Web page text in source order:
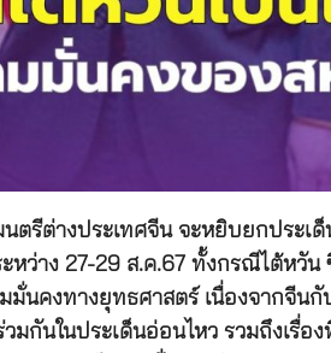
ตรีต่างประเทศจีน จะหยิบยกประเ
ว่าง 27-29 ส.ค.67 ทั้งกรณีไต้หวั
นคงทางยุทธศาสตร์ เนื่องจากจีนกั
มกันในประเด็นอ่อนไหว รวมถึงเรื่